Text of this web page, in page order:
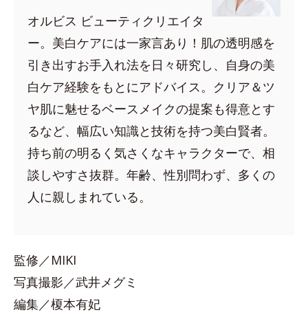
オルビス ビューティクリエイタ
ー。美白ケアには一家言あり！肌の透明感を
引き出すお手入れ法を日々研究し、自身の美
白ケア経験をもとにアドバイス。クリア＆ツ
ヤ肌に魅せるベースメイクの提案も得意とす
るなど、幅広い知識と技術を持つ美白賢者。
持ち前の明るく気さくなキャラクターで、相
談しやすさ抜群。年齢、性別問わず、多くの
人に親しまれている。
監修／MIKI
写真撮影／武井メグミ
編集／榎本有妃